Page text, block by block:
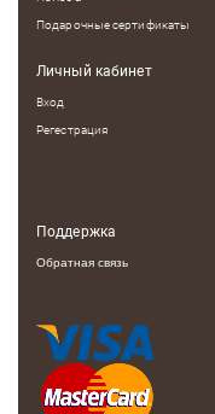
Подарочные сертификаты
Личный кабинет
Вход
Регестрация
Поддержка
Обратная связь